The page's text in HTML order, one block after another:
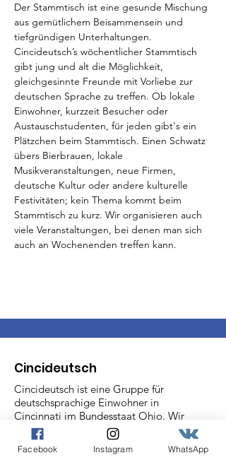
Der Stammtisch ist eine gesunde Mischung
aus gemütlichem Beisammensein und
tiefgründigen Unterhaltungen.
Cincideutsch’s wöchentlicher Stammtisch
gibt jung und alt die Möglichkeit,
gleichgesinnte Freunde mit Vorliebe zur
deutschen Sprache zu treffen. Ob lokale
Einwohner, kurzzeit Besucher oder
Austauschstudenten, für jeden gibt's ein
Plätzchen beim Stammtisch. Einen Schwatz
übers Bierbrauen, lokale
Musikveranstaltungen, neue Firmen,
deutsche Kultur oder andere kulturelle
Festivitäten; kein Thema kommt beim
Stammtisch zu kurz. Wir organisieren auch
viele Veranstaltungen, bei denen man sich
auch an Wochenenden treffen kann.
Cincideutsch
Cincideutsch ist eine Gruppe für
deutschsprachige Einwohner in
Cincinnati im Bundesstaat Ohio. Wir
kommen zusammen, um unsere
deutschen Stammwurzeln durch
Veranstaltungen, wie zum Beispiel
Facebook Instagram WhatsApp